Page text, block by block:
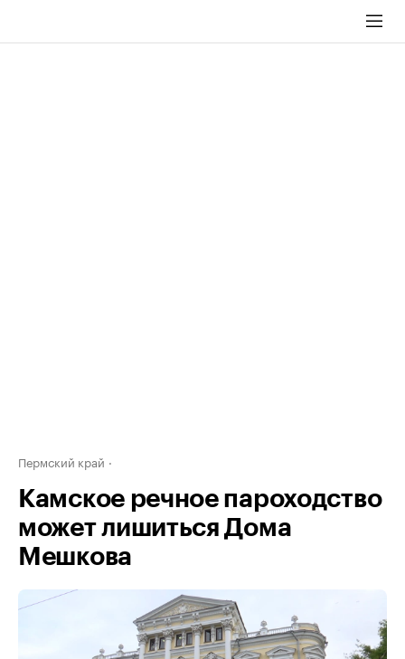
Пермский край
Камское речное пароходство
может лишиться Дома
Мешкова